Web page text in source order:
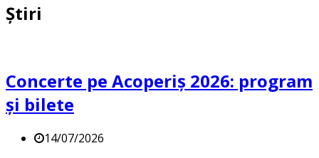
Știri
Concerte pe Acoperiș 2026: program
și bilete
14/07/2026